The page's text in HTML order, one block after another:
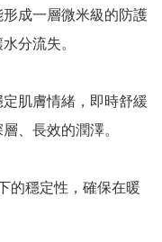
成一層微米級的防護
分流失。
肌膚情緒，即時舒緩
、長效的潤澤。
的穩定性，確保在暖